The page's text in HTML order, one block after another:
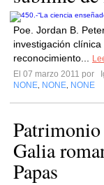
Poe. Jordan B.
investigación
reconocimiento...
El 07 marzo 2011 por
NONE NONE NONE
Galia
Papas